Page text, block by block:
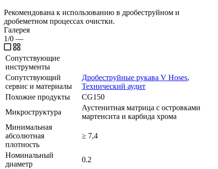
Рекомендована к использованию в дробеструйном и
дробеметном процессах очистки.
Галерея
1/0 —
Сопутствующие
инструменты
Сопутствующий
сервис и материалы
Дробеструйные рукава V Hoses,
Технический аудит
Похожие продукты
CG150
Микроструктура
Аустенитная матрица с островками
мартенсита и карбида хрома
Минимальная
абсолютная
плотность
≥ 7,4
Номинальный
диаметр
0.2